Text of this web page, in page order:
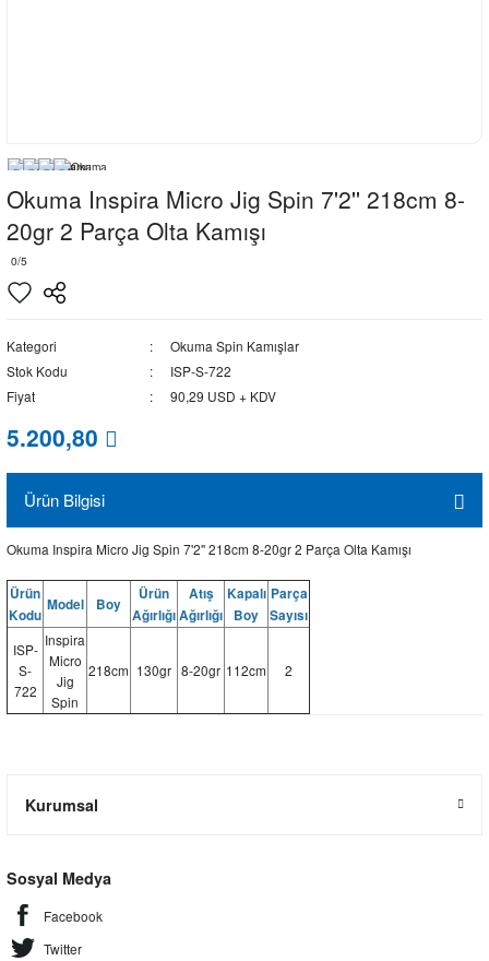
Okuma Inspira Micro Jig Spin 7'2'' 218cm 8-
20gr 2 Parça Olta Kamışı
0/5
Kategori
Okuma Spin Kamışlar
Stok Kodu
ISP-S-722
Fiyat
90,29 USD + KDV
5.200,80
Ürün Bilgisi
Okuma Inspira Micro Jig Spin 7'2'' 218cm 8-20gr 2 Parça Olta Kamışı
Ürün
Kodu
Model Boy
Ürün
Ağırlığı
Atış
Ağırlığı
Kapalı
Boy
Parça
Sayısı
ISP-
S-
722
Inspira
Micro
Jig
Spin
218cm 130gr 8-20gr 112cm 2
Kurumsal
Sosyal Medya
Facebook
Twitter